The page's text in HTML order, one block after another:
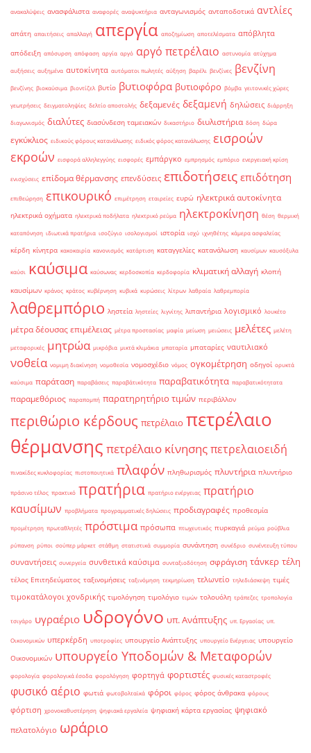
ανακαλύψεις ανασφάλιστα αναφορές αναψυκτήρια ανταγωνισμός ανταποδοτικά αντλίες
απάτη απαιτήσεις απαλλαγή απεργία αποζημίωση αποτελέσματα απόβλητα
απόδειξη απόσυρση απόφαση αργία αργό αργό πετρέλαιο αστυνομία ατύχημα
αυξήσεις αυξημένα αυτοκίνητα αυτόματοι πωλητές αύξηση βαρέλι βενζίνες βενζίνη
βενζίνης βιοκαύσιμα βιοντίζελ βυτίο βυτιοφόρα βυτιοφόρο βόμβα γειτονικές χώρες
γεωτρήσεις δειγματοληψίες δελτίο αποστολής δεξαμενές δεξαμενή δηλώσεις διάρρηξη
διαγωνισμός διαλύτες διασύνδεση ταμειακών δικαστήριο διυλιστήρια δόση δώρα
εγκύκλιος ειδικούς φόρους κατανάλωσης ειδικός φόρος κατανάλωσης εισροών
εκροών εισφορά αλληλεγγύης εισφορές εμπάργκο εμπρησμός εμπόριο ενεργειακή κρίση
ενισχύσεις επίδομα θέρμανσης επενδύσεις επιδοτήσεις επιδότηση
επιθεώρηση επικουρικό επιμέτρηση εταιρείες ευρώ ηλεκτρικά αυτοκίνητα
ηλεκτρικά οχήματα ηλεκτρικά ποδήλατα ηλεκτρικό ρεύμα ηλεκτροκίνηση θέση θερμική
καταπόνηση ιδιωτικά πρατήρια ισοζύγιο ισολογισμοί ιστορία ισχύ ιχνηθέτης κάμερα ασφαλείας
κέρδη κίνητρα κακοκαιρία κανονισμός κατάρτιση καταγγελίες κατανάλωση καυσίμων καυσόξυλα
καύσι καύσιμα καύσωνας κερδοσκοπία κερδοφορία κλιματική αλλαγή κλοπή
καυσίμων κράνος κράτος κυβέρνηση κυβικά κυρώσεις λίτρων λαθραία λαθρεμπορία
λαθρεμπόριο ληστεία ληστείες λιγνίτης λιπαντήρια λογισμικό λουκέτο
μέτρα δέουσας επιμέλειας μέτρα προστασίας μαφία μείωση μειώσεις μελέτες μελέτη
μεταφορικές μητρώα μικρόβια μικτά κλιμάκια μπαταρία μπαταρίες ναυτιλιακό
νοθεία νομιμη διακίνηση νομοθεσία νομοσχέδιο νόμος ογκομέτρηση οδηγοί ορυκτά
καύσιμα παράταση παραβάσεις παραβάτικότητα παραβατικότητα παραβατικότητατα
παραμεθόριος παραπομπή παρατηρητήριο τιμών περιβάλλον
περιθώριο κέρδους πετρέλαιο πετρέλαιο
θέρμανσης πετρέλαιο κίνησηςπετρελαιοειδή
πινακίδες κυκλοφορίας πιστοποιητικά πλαφόν πληθωρισμός πλυντήρια πλυντήριο
πράσινο τέλος πρακτικό πρατήρια πρατήριο ενέργειας πρατήριο
καυσίμων προβλήματα προγραμματικές δηλώσεις προδιαγραφές προθεσμία
προμέτρηση πρωταθλητές πρόστιμα πρόσωπα πτωχευτικός πυρκαγιά ρεύμα ρούβλια
ρύπανση ρύποι σούπερ μάρκετ στάθμη στατιστικά συμμορία συνάντηση συνέδριο συνέντευξη τύπου
συναντήσεις συνεργεία συνθετικά καύσιμα συνταξιοδότηση σφράγιση τάνκερ τέλη
τέλος Επιτηδεύματος ταξινομήσεις ταξινόμηση τεκμηρίωση τελωνείο τηλεδιάσκεψη τιμές
τιμοκατάλογοι χονδρικής τιμολόγηση τιμολόγιο τιμών τολουόλη τράπεζες τροπολογία
τσιγάρο υγραέριο υδρογόνο υπ. Ανάπτυξης υπ. Εργασίας υπ.
Οικονομικών υπερκέρδη υποτροφίες υπουργείο Ανάπτυξης υπουργείο Ενέργειας υπουργείο
Οικονομικών υπουργείο Υποδομών & Μεταφορών
φορολογία φορολογικά έσοδα φορολόγηση φορτηγά φορτιστές φυσικές καταστροφές
φυσικό αέριο φωτιά φωτοβολταϊκά φόροι φόρος φόρος άνθρακα φόρους
φόρτιση χρονοκαθυστέρηση ψηφιακά εργαλεία ψηφιακή κάρτα εργασίας ψηφιακό
πελατολόγιο ωράριο